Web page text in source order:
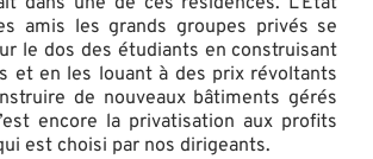
amis les grands groupes privés se
le dos des étudiants en construisant
et en les louant à des prix révoltants
de nouveaux bâtiments gérés
encore la privatisation aux profits
est choisi par nos dirigeants.